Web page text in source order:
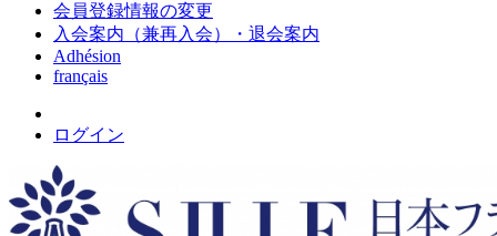
会員登録情報の変更
入会案内（兼再入会）・退会案内
Adhésion
français
ログイン